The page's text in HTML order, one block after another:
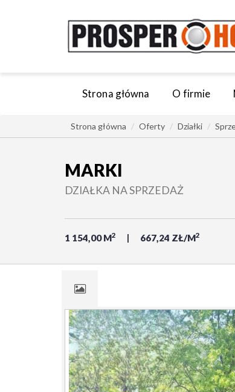
Strona główna O firmie
Strona główna Oferty Działki
MARKI
DZIAŁKA NA SPRZEDAŻ
1 154,00 M2 667,24 ZŁ/M2